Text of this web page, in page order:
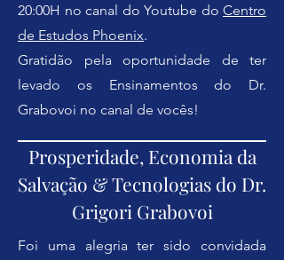
20:00H no canal do Youtube do Centro
de Estudos Phoenix.
Gratidão pela oportunidade de ter
levado os Ensinamentos do Dr.
Grabovoi no canal de vocês!
Prosperidade, Economia da
Salvação & Tecnologias do Dr.
Grigori Grabovoi
Foi uma alegria ter sido convidada